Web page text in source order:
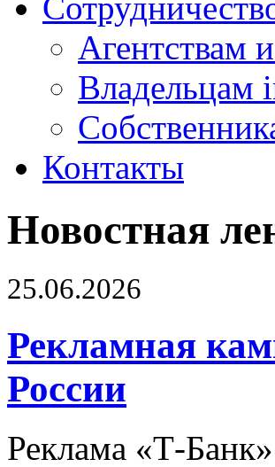
Агентствам
Владельцам
Контакты
Новостная
25.06.2026
Рекламная
России
Реклама «Т-